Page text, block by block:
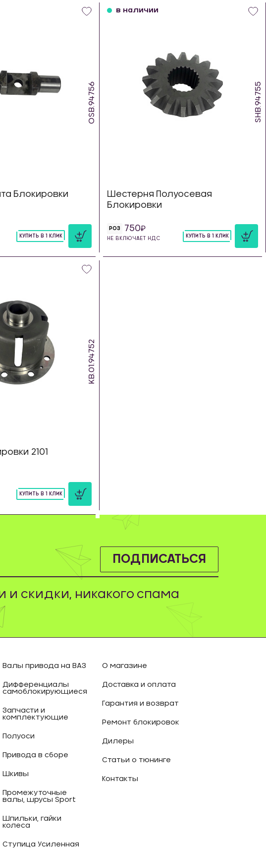
OSB.94756
Блокировки
КУПИТЬ В 1 КЛИК
SHB.94755
в наличии
Шестерня Полуосевая
Блокировки
РОЗ 750
НЕ ВКЛЮЧАЕТ НДС КУПИТЬ В 1 КЛИК
KB.01.94752
2101
КУПИТЬ В 1 КЛИК
ПОДПИСАТЬСЯ
и скидки, никакого спама
Валы привода на ВАЗ
Дифференциалы
самоблокирующиеся
Запчасти и
комплектующие
Полуоси
Привода в сборе
Шкивы
Промежуточные
валы, шрусы Sport
Шпильки, гайки
колеса
Ступица Усиленная
О магазине
Доставка и оплата
Гарантия и возврат
Ремонт блокировок
Дилеры
Статьи о тюнинге
Контакты